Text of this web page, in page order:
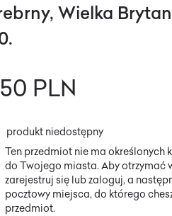
Wielka
PLN
produkt niedostępny
Ten przedmiot nie ma określonych
do Twojego miasta. Aby otrzymać
zarejestruj się lub zaloguj, a
pocztowy miejsca, do którego
przedmiot.